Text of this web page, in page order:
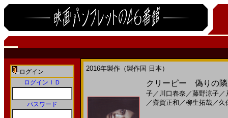
ログイン
ログインＩＤ
パスワード
2016年製作（製作国 日本）
クリーピー 偽りの隣
子／ 川口春奈 ／藤野涼子／
／齋賀正和 ／柳生拓哉／ 久